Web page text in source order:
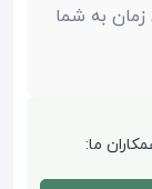
زمان به شما
ما: